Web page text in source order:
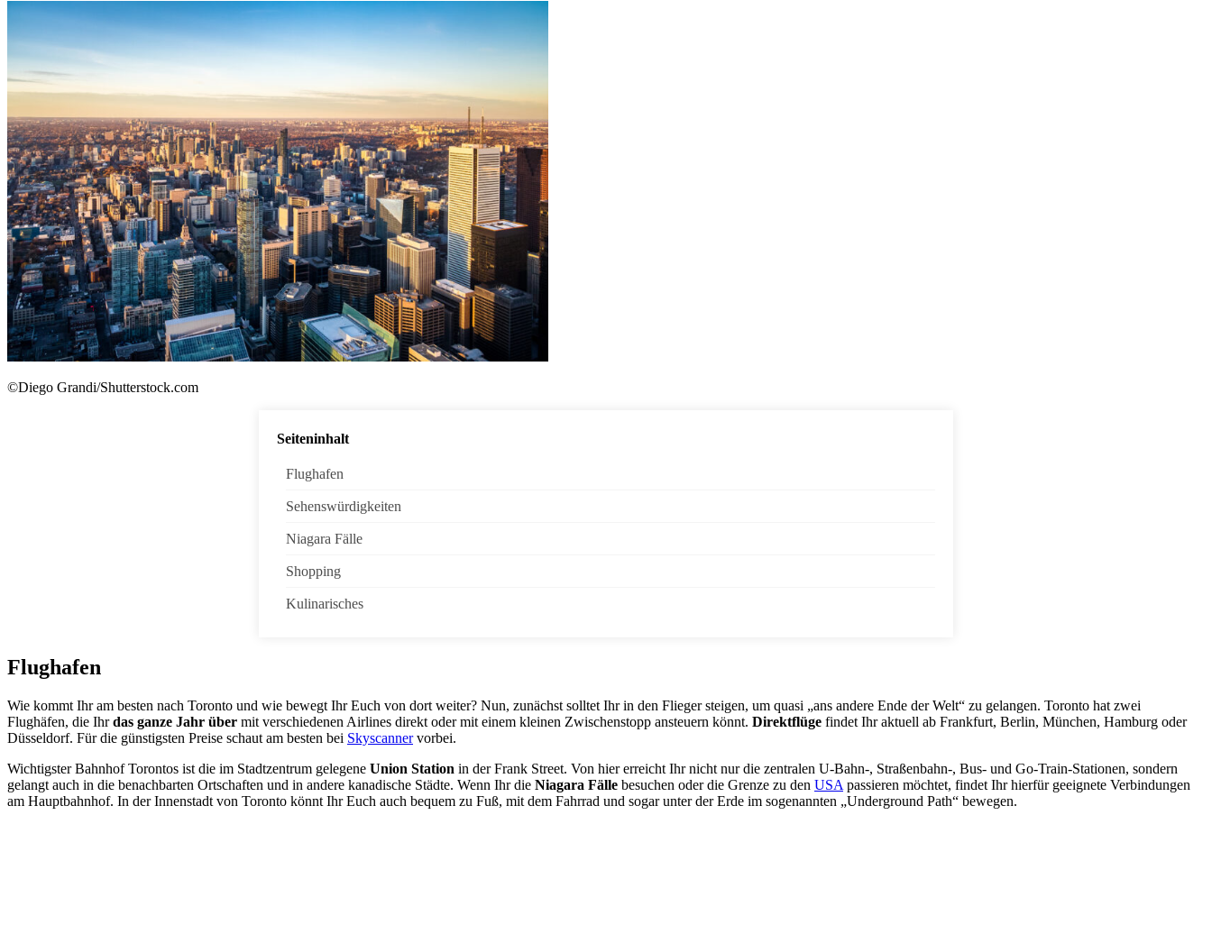
©Diego Grandi/Shutterstock.com
Seiteninhalt
Flughafen
Sehenswürdigkeiten
Niagara Fälle
Shopping
Kulinarisches
Flughafen
Wie kommt Ihr am besten nach Toronto und wie bewegt Ihr Euch von dort weiter? Nun, zunächst solltet Ihr in den Flieger steigen, um quasi „ans andere Ende der Welt“ zu gelangen. Toronto hat zwei
Flughäfen, die Ihrdas ganze Jahr über mit verschiedenen Airlines direkt oder mit einem kleinen Zwischenstopp ansteuern könnt. Direktflüge findet Ihr aktuell ab Frankfurt, Berlin, München, Hamburg oder
Düsseldorf. Für die günstigsten Preise schaut am besten bei Skyscannervorbei.
Wichtigster Bahnhof Torontos ist die im Stadtzentrum gelegene Union Station in der Frank Street. Von hier erreicht Ihr nicht nur die zentralen U-Bahn-, Straßenbahn-, Bus- und Go-Train-Stationen, sondern
gelangt auch in die benachbarten Ortschaften und in andere kanadische Städte. Wenn Ihr die Niagara Fälle besuchen oder die Grenze zu den USA passieren möchtet, findet Ihr hierfür geeignete Verbindungen
am Hauptbahnhof. In der Innenstadt von Toronto könnt Ihr Euch auch bequem zu Fuß, mit dem Fahrrad und sogar unter der Erde im sogenannten „Underground Path“ bewegen.